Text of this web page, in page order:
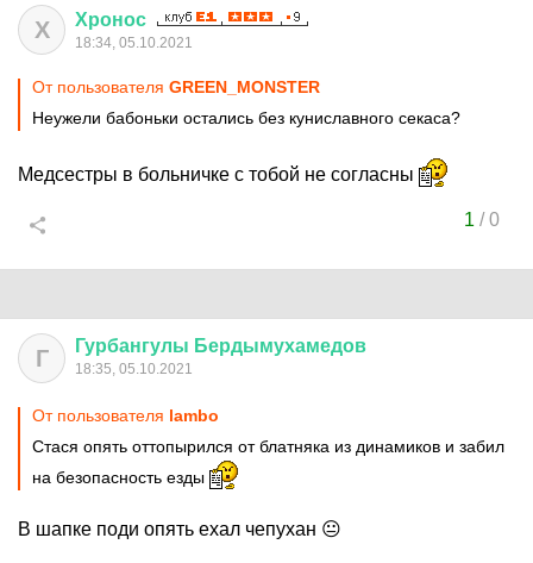
Х Хронос
18:34, 05.10.2021
От пользователя GREEN_MONSTER
Неужели бабоньки остались без куниславного секаса?
Медсестры в больничке с тобой не согласны
1 /0
Г Гурбангулы Бердымухамедов
18:35, 05.10.2021
От пользователя lambo
Стася опять оттопырился от блатняка из динамиков и забил
на безопасность езды
В шапке поди опять ехал чепухан 😐